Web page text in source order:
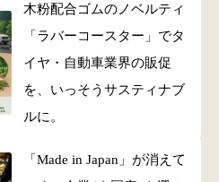
木粉配合ゴムのノベルティ
「ラバーコースター」でタ
イヤ・自動車業界の販促
を、いっそうサスティナブ
ルに。
「Made in Japan」が消えて